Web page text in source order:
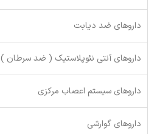
داروهای ضد دیابت
داروهای آنتی نئوپلاستیک ( ضد سرطان )
داروهای سیستم اعصاب مرکزی
داروهای گوارشی